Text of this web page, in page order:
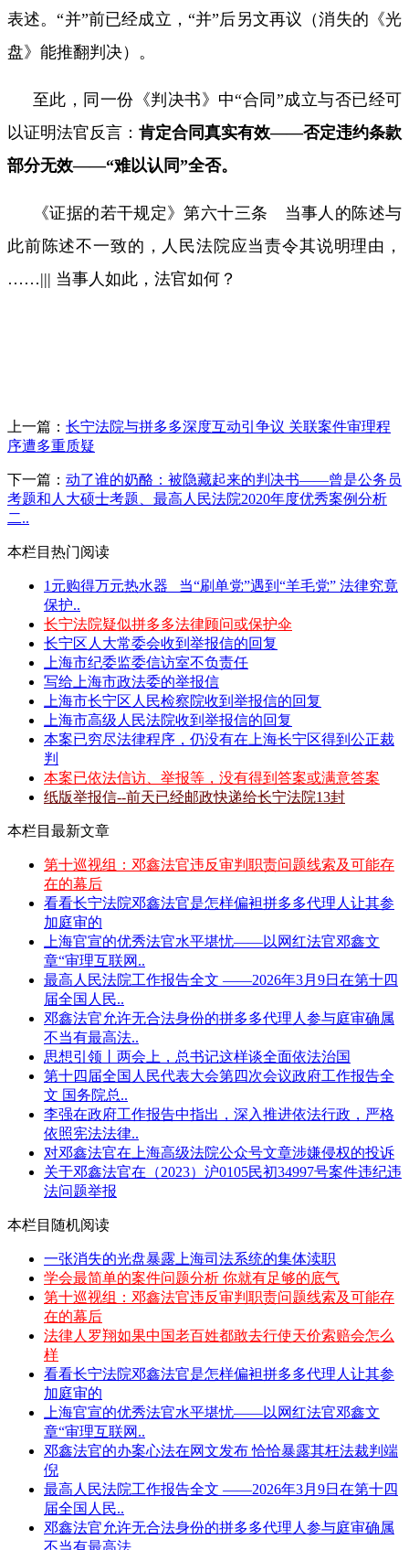
表述。“并”前已经成立，“并”后另文再议（消失的《光
盘》能推翻判决）。
至此，同一份《判决书》中“合同”成立与否已经可
以证明法官反言： 肯定合同真实有效——否定违约条款
部分无效——“难以认同”全否。
《证据的若干规定》第六十三条 当事人的陈述与
此前陈述不一致的，人民法院应当责令其说明理由，
……||| 当事人如此，法官如何？
上一篇： 长宁法院与拼多多深度互动引争议 关联案件审理程
序遭多重质疑
下一篇： 动了谁的奶酪：被隐藏起来的判决书——曾是公务员
考题和人大硕士考题、最高人民法院2020年度优秀案例分析
二..
本栏目热门阅读
1元购得万元热水器 _当“刷单党”遇到“羊毛党” 法律究竟
保护..
长宁法院疑似拼多多法律顾问或保护伞
长宁区人大常委会收到举报信的回复
上海市纪委监委信访室不负责任
写给上海市政法委的举报信
上海市长宁区人民检察院收到举报信的回复
上海市高级人民法院收到举报信的回复
本案已穷尽法律程序，仍没有在上海长宁区得到公正裁
判
本案已依法信访、举报等，没有得到答案或满意答案
纸版举报信--前天已经邮政快递给长宁法院13封
本栏目最新文章
第十巡视组：邓鑫法官违反审判职责问题线索及可能存
在的幕后
看看长宁法院邓鑫法官是怎样偏袒拼多多代理人让其参
加庭审的
上海官宣的优秀法官水平堪忧——以网红法官邓鑫文
章“审理互联网..
最高人民法院工作报告全文 ——2026年3月9日在第十四
届全国人民..
邓鑫法官允许无合法身份的拼多多代理人参与庭审确属
不当有最高法..
思想引领丨两会上，总书记这样谈全面依法治国
第十四届全国人民代表大会第四次会议政府工作报告全
文 国务院总..
李强在政府工作报告中指出，深入推进依法行政，严格
依照宪法法律..
对邓鑫法官在上海高级法院公众号文章涉嫌侵权的投诉
关于邓鑫法官在（2023）沪0105民初34997号案件违纪违
法问题举报
本栏目随机阅读
一张消失的光盘暴露上海司法系统的集体渎职
学会最简单的案件问题分析 你就有足够的底气
第十巡视组：邓鑫法官违反审判职责问题线索及可能存
在的幕后
法律人罗翔如果中国老百姓都敢去行使天价索赔会怎么
样
看看长宁法院邓鑫法官是怎样偏袒拼多多代理人让其参
加庭审的
上海官宣的优秀法官水平堪忧——以网红法官邓鑫文
章“审理互联网..
邓鑫法官的办案心法在网文发布 恰恰暴露其枉法裁判端
倪
最高人民法院工作报告全文 ——2026年3月9日在第十四
届全国人民..
邓鑫法官允许无合法身份的拼多多代理人参与庭审确属
不当有最高法..